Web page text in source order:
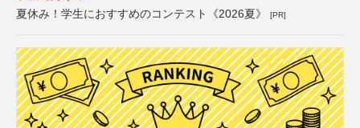
夏休み！学生におすすめのコンテスト《2026夏》 [PR]